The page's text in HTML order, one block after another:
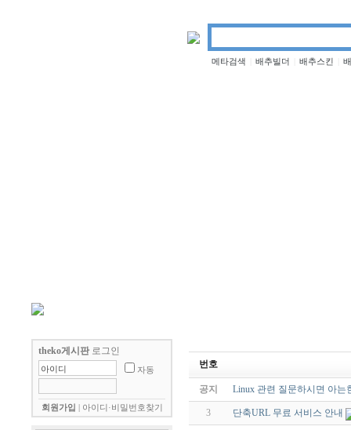
메타검색 배추빌더 배추스킨
theko게시판 로그인
자동
회원가입 아이디·비밀번호찾기
번호
공지 Linux 관련 질문하시면 아는
3 단축URL 무료 서비스 안내